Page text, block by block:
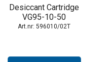
Desiccant Cartridge
VG95-10-50
596010/02T